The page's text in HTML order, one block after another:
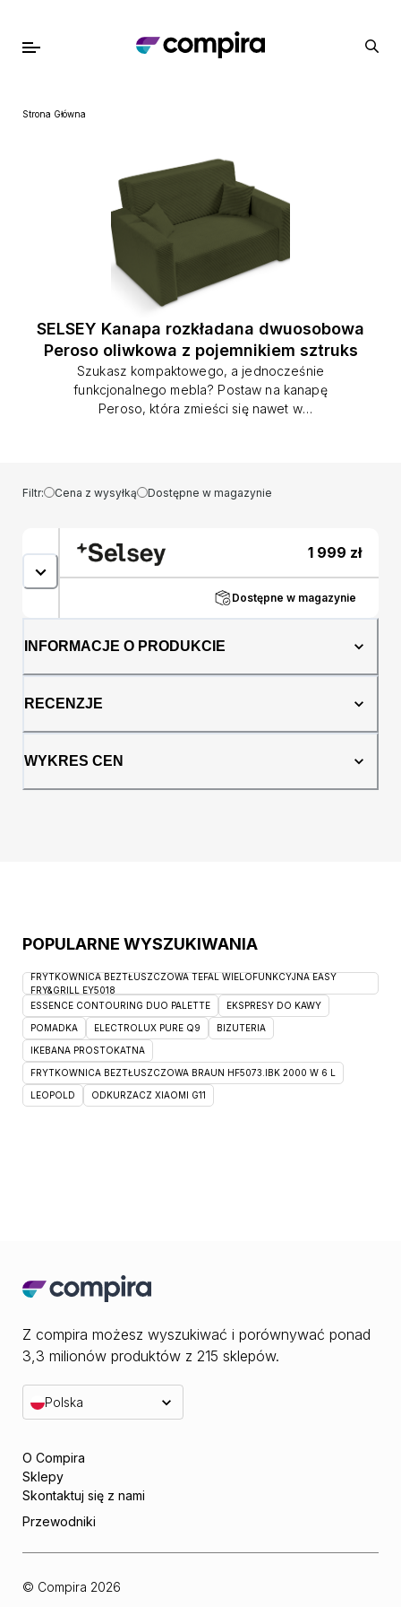
Strona Główna
SELSEY Kanapa rozkładana dwuosobowa
Peroso oliwkowa z pojemnikiem sztruks
Szukasz kompaktowego, a jednocześnie
funkcjonalnego mebla? Postaw na kanapę
Peroso, która zmieści się nawet w
miejsca do relaksu i wypoczynku, ten mebel
spełni Twoje oczekiwania. Tkanina
kanapa jest nie tylko piękna wizualnie, ale
również niezwykle przyjemna w dotyku. To
miejsce, w którym spędzisz wiele
przyjemnych chwil. Jedną z najważniejszych
cech Peroso jest jego funkcja spania typu
także praktyczne łóżko dla jednej lub dwóch
osób. Idealne rozwiązanie, gdy oczekujesz
do spania. Dodatkowym atutem mebla jest
wbudowany pojemnik na pościel. Dzięki temu
koców i poduszek, co pomaga utrzymać
porządek i zaoszczędzić miejsce. Szczegóły
Filtr: Cena z wysyłką Dostępne w magazynie
1 999 zł
Dostępne w magazynie
INFORMACJE O PRODUKCIE
RECENZJE
WYKRES CEN
POPULARNE WYSZUKIWANIA
FRYTKOWNICA BEZTŁUSZCZOWA TEFAL WIELOFUNKCYJNA EASY
FRY&GRILL EY5018
ESSENCE CONTOURING DUO PALETTE
EKSPRESY DO KAWY
POMADKA ELECTROLUX PURE Q9 BIZUTERIA
IKEBANA PROSTOKATNA
FRYTKOWNICA BEZTŁUSZCZOWA BRAUN HF5073.IBK 2000 W 6 L
LEOPOLD ODKURZACZ XIAOMI G11
Z compira możesz wyszukiwać i porównywać ponad
3,3 milionów produktów z 215 sklepów.
Polska
O Compira
Sklepy
Skontaktuj się z nami
Przewodniki
© Compira 2026